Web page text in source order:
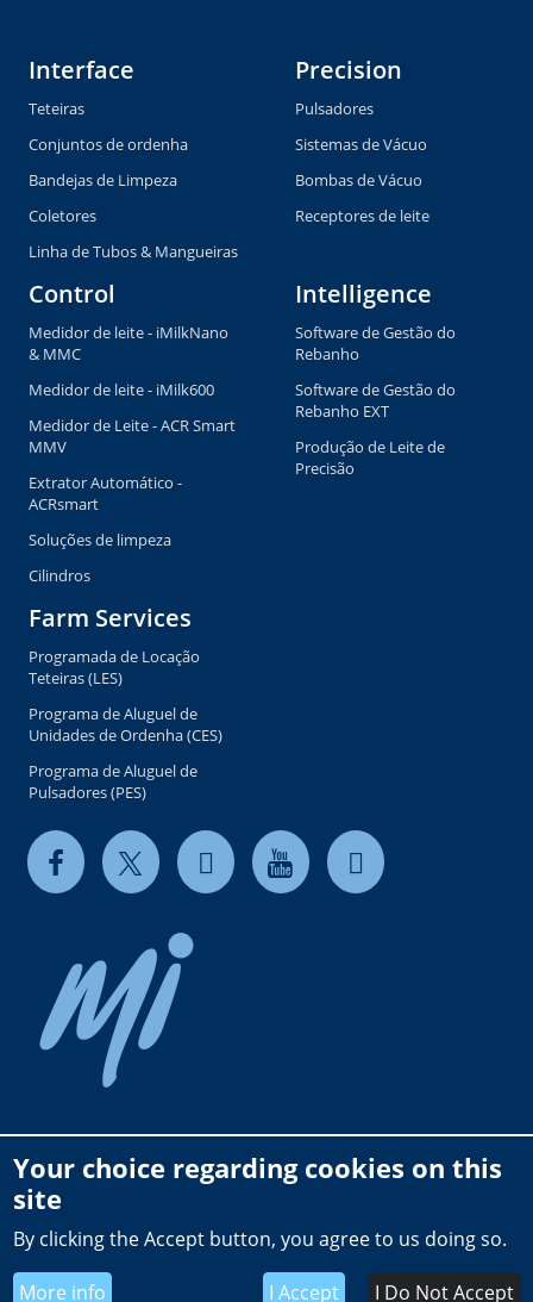
Interface
Teteiras
Conjuntos de ordenha
Bandejas de Limpeza
Coletores
Linha de Tubos & Mangueiras
Precision
Pulsadores
Sistemas de Vácuo
Bombas de Vácuo
Receptores de leite
Control
Medidor de leite - iMilkNano
& MMC
Medidor de leite - iMilk600
Medidor de Leite - ACR Smart
MMV
Extrator Automático -
ACRsmart
Soluções de limpeza
Cilindros
Intelligence
Software de Gestão do
Rebanho
Software de Gestão do
Rebanho EXT
Produção de Leite de
Precisão
Farm Services
Programada de Locação
Teteiras (LES)
Programa de Aluguel de
Unidades de Ordenha (CES)
Programa de Aluguel de
Pulsadores (PES)
Copyright © 2026 milkrite | InterPuls. All rights reserved.
Terms of use
Terms and Conditions of Sale BR
Your choice regarding cookies on this
site
By clicking the Accept button, you agree to us doing so.
More info I Accept I Do Not Accept